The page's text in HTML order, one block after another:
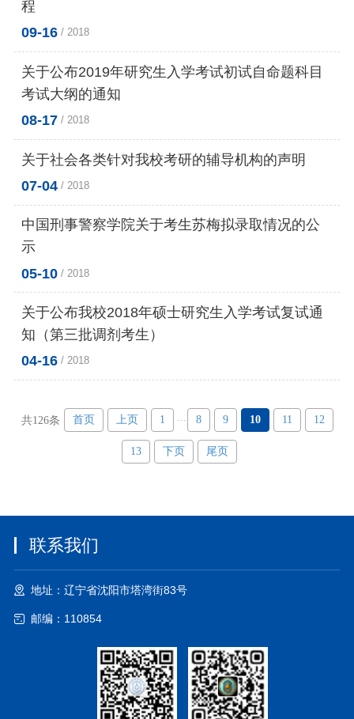
09-16/ 2018
程
08-17/ 2018
关于公布2019年研究生入学考试初试自命题科目
考试大纲的通知
07-04/ 2018
关于社会各类针对我校考研的辅导机构的声明
05-10/ 2018
中国刑事警察学院关于考生苏梅拟录取情况的公
示
04-16/ 2018
关于公布我校2018年硕士研究生入学考试复试通
知（第三批调剂考生）
共126条 首页 上页 1 8 9 10 11 12
13 下页 尾页
联系我们
地址：辽宁省沈阳市塔湾街83号
邮编：110854